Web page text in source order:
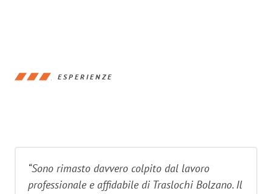
ESPERIENZE
“Sono rimasto davvero colpito dal lavoro
professionale e affidabile di Traslochi Bolzano. Il